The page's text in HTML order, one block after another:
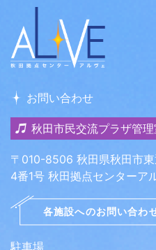
お問い合わせ
秋田市民交流プラザ管理
〒010-8506 秋田県秋田市
4番1号 秋田拠点センターア
駐車場